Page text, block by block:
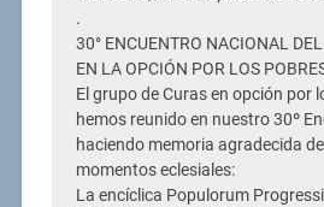
.
30° ENCUENTRO NACIONAL
EN LA OPCIÓN POR LOS
El grupo de Curas en opción por
hemos reunido en nuestro 30º
haciendo memoria agradecida
momentos eclesiales:
La encíclica Populorum